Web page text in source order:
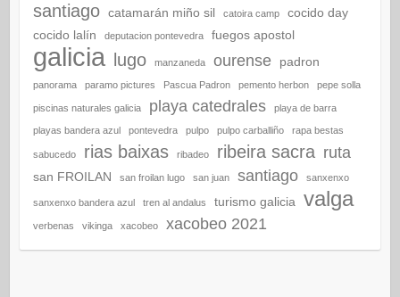
santiago catamarán miño sil catoira camp
cocido day
cocido lalín
deputacion pontevedra fuegos apostol
galicia lugo manzaneda ourense padron
panorama paramo pictures Pascua Padron pemento herbon pepe solla
piscinas naturales galicia playa catedrales playa de barra
playas bandera azul pontevedra pulpo pulpo carballiño rapa bestas
sabucedo rias baixas ribadeo ribeira sacra ruta
san FROILAN san froilan lugo san juan santiago sanxenxo
sanxenxo bandera azul tren al andalus turismo galicia valga
verbenas vikinga xacobeo xacobeo 2021